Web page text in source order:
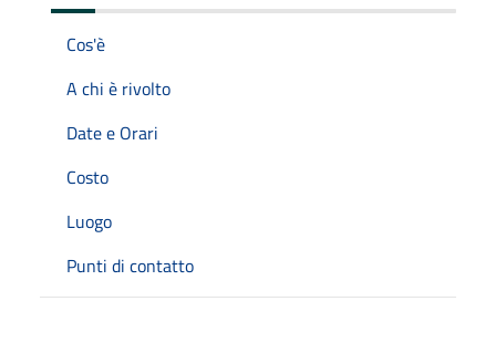
Cos'è
A chi è rivolto
Date e Orari
Costo
Luogo
Punti di contatto